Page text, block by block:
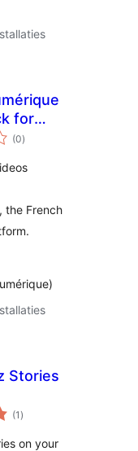
for
(0totaal
waarderingen
)
the French
Stories
(1 totaal
waarderingen
)
on your